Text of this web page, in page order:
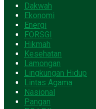
Dakwah
Ekonomi
Energi
FORSGI
Hikmah
Kesehatan
Lamongan
Lingkungan Hidup
Lintas Agama
Nasional
Pangan